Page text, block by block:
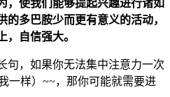
，使我们能够提起兴趣进行诸如
多巴胺少而更有意义的活动，
，自信强大。
句，如果你无法集中注意力一次
一样）~~，那你可能就需要进